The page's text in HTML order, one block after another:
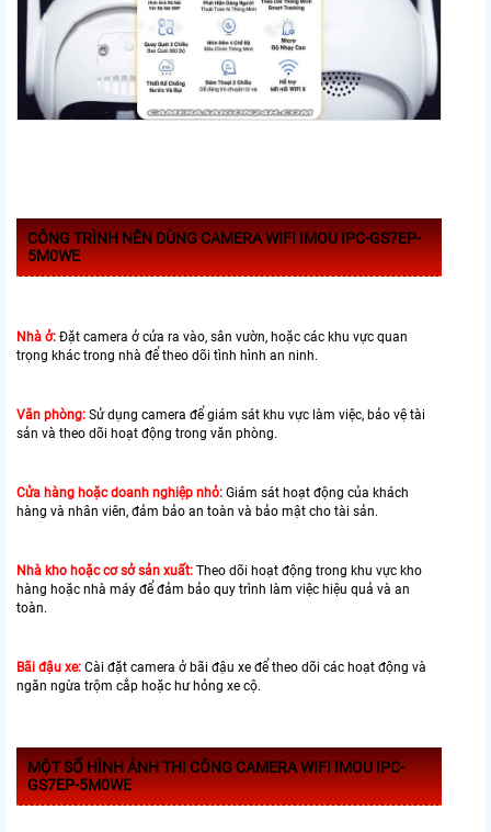
CÔNG TRÌNH NÊN DÙNG CAMERA WIFI IMOU IPC-GS7EP-
5M0WE
Nhà ở: Đặt camera ở cửa ra vào, sân vườn, hoặc các khu vực quan
trọng khác trong nhà để theo dõi tình hình an ninh.
Văn phòng: Sử dụng camera để giám sát khu vực làm việc, bảo vệ tài
sản và theo dõi hoạt động trong văn phòng.
Cửa hàng hoặc doanh nghiệp nhỏ: Giám sát hoạt động của khách
hàng và nhân viên, đảm bảo an toàn và bảo mật cho tài sản.
Nhà kho hoặc cơ sở sản xuất: Theo dõi hoạt động trong khu vực kho
hàng hoặc nhà máy để đảm bảo quy trình làm việc hiệu quả và an
toàn.
Bãi đậu xe: Cài đặt camera ở bãi đậu xe để theo dõi các hoạt động và
ngăn ngừa trộm cắp hoặc hư hỏng xe cộ.
MỘT SỐ HÌNH ẢNH THI CÔNG CAMERA WIFI IMOU IPC-
GS7EP-5M0WE